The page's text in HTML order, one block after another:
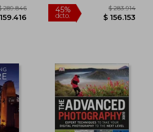
$ 289.846
$ 159.416
45%
dcto. $